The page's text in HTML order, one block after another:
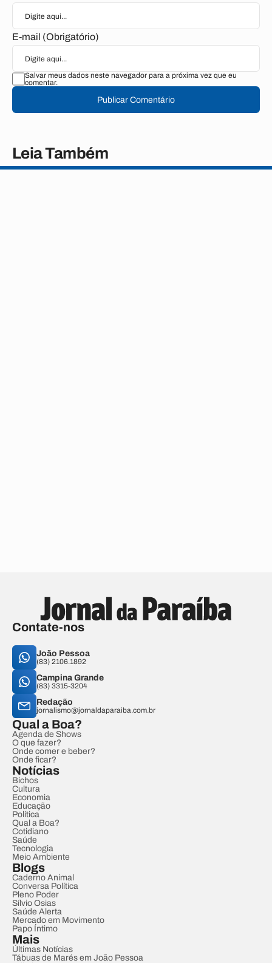
E-mail (Obrigatório)
Salvar meus dados neste navegador para a próxima vez que eu
comentar.
Publicar Comentário
Leia Também
Contate-nos
João Pessoa
(83) 2106.1892
Campina Grande
(83) 3315-3204
Redação
jornalismo@jornaldaparaiba.com.br
Qual a Boa?
Agenda de Shows
O que fazer?
Onde comer e beber?
Onde ficar?
Notícias
Bichos
Cultura
Economia
Educação
Política
Qual a Boa?
Cotidiano
Saúde
Tecnologia
Meio Ambiente
Blogs
Caderno Animal
Conversa Política
Pleno Poder
Sílvio Osias
Saúde Alerta
Mercado em Movimento
Papo Íntimo
Mais
Últimas Notícias
Tábuas de Marés em João Pessoa